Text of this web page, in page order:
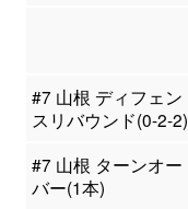
#7 山根 ディフェン
スリバウンド(0-2-2)
#7 山根 ターンオー
バー(1本)